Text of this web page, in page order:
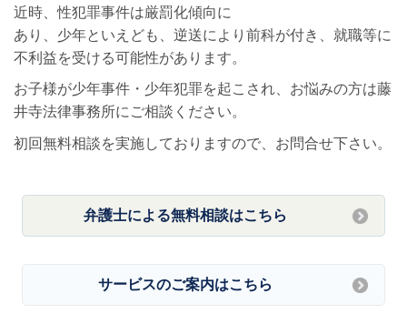
近時、性犯罪事件は厳罰化傾向に
あり、少年といえども、逆送により前科が付き、就職等に
不利益を受ける可能性があります。
お子様が少年事件・少年犯罪を起こされ、お悩みの方は藤
井寺法律事務所にご相談ください。
初回無料相談を実施しておりますので、お問合せ下さい。
弁護士による無料相談はこちら
サービスのご案内はこちら